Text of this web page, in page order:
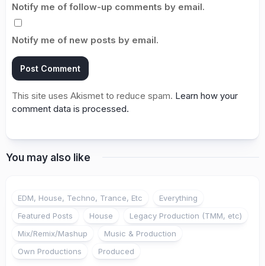
Notify me of follow-up comments by email.
Notify me of new posts by email.
This site uses Akismet to reduce spam. Learn how your
comment data is processed.
You may also like
EDM, House, Techno, Trance, Etc
Everything
Featured Posts
House
Legacy Production (TMM, etc)
Mix/Remix/Mashup
Music & Production
Own Productions
Produced